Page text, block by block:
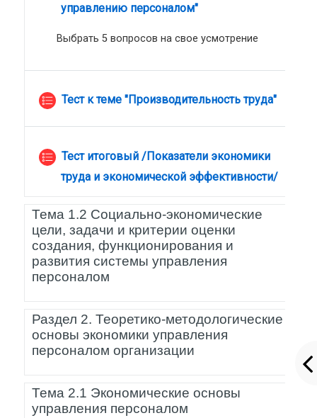
управлению персоналом"
Выбрать 5 вопросов на свое усмотрение
Тест к теме "Производительность труда"
Тест итоговый /Показатели экономики
труда и экономической эффективности/
Тема 1.2 Социально-экономические
цели, задачи и критерии оценки
создания, функционирования и
развития системы управления
персоналом
Раздел 2. Теоретико-методологические
основы экономики управления
персоналом организации
Тема 2.1 Экономические основы
управления персоналом